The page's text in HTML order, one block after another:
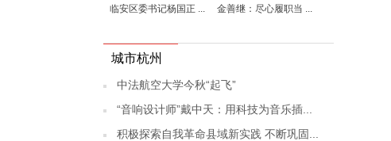
临安区委书记杨国正 ... 金善继：尽心履职当 ...
城市杭州
中法航空大学今秋“起飞”
“音响设计师”戴中天：用科技为音乐插...
积极探索自我革命县域新实践 不断巩固...